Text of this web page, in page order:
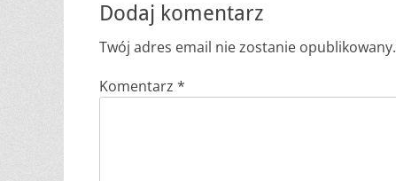
Dodaj komentarz
Twój adres email nie zostanie opublikowany.
Komentarz *